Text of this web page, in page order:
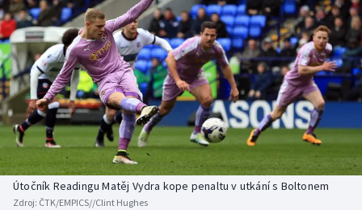
DALŠÍ SPORTY
Americký fotbal
Baseball a softbal
Basketbal
Biatlon
NEPŘEHLÉDNĚTE
Soutěže
Historické návraty
Aplikace ČT sport
Útočník Readingu Matěj Vydra kope penaltu v utkání s Boltonem
Zdroj: ČTK/EMPICS//Clint Hughes